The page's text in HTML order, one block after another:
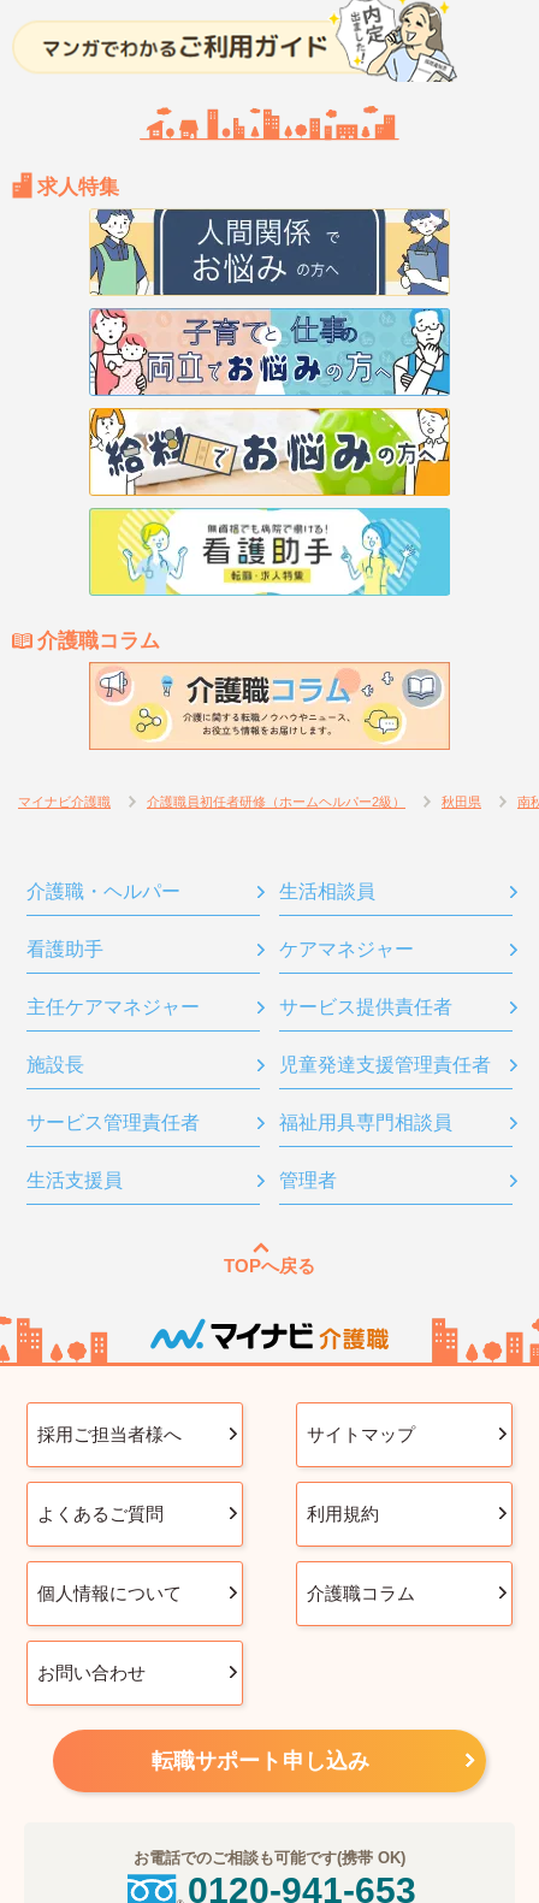
求人特集
介護職コラム
マイナビ介護職 介護職員初任者研修（ホームヘルパー2級） 秋田県 南
介護職・ヘルパー 生活相談員
看護助手 ケアマネジャー
主任ケアマネジャー サービス提供責任者
施設長 児童発達支援管理責任者
サービス管理責任者 福祉用具専門相談員
生活支援員 管理者
TOPへ戻る
採用ご担当者様へ サイトマップ
よくあるご質問 利用規約
個人情報について 介護職コラム
お問い合わせ
転職サポート申し込み
お電話でのご相談も可能です(携帯 OK)
0120-941-653